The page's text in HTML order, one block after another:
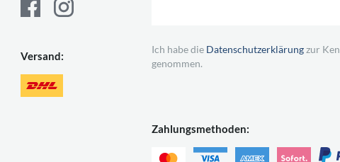
Versand:
Ich habe die Datenschutzerklärungzur
genommen.
Zahlungsmethoden: